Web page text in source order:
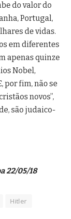
do valor do
Portugal,
de vidas.
em diferentes
apenas quinze
Nobel,
por fim, não se
novos”,
são judaico-
22/05/18
Hitler